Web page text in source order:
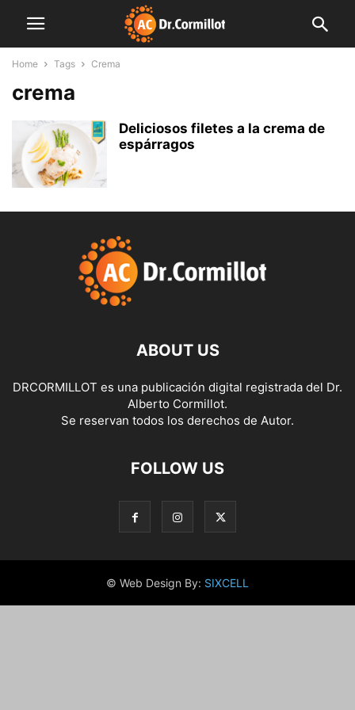
Home Tags Crema
crema
Deliciosos filetes a la crema de
espárragos
ABOUT US
DRCORMILLOT es una publicación digital registrada del Dr.
Alberto Cormillot.
Se reservan todos los derechos de Autor.
FOLLOW US
© Web Design By: SIXCELL